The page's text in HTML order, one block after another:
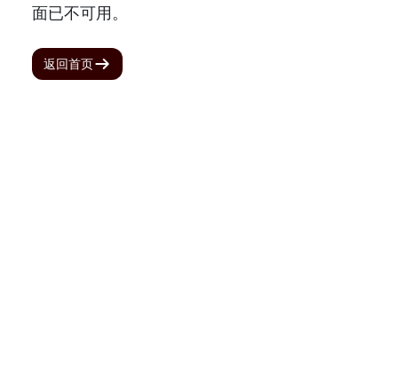
面已不可用。
返回首页